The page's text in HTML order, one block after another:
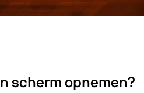
scherm opnemen?